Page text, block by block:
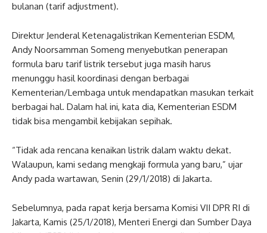
bulanan (tarif adjustment).
Direktur Jenderal Ketenagalistrikan Kementerian ESDM,
Andy Noorsamman Someng menyebutkan penerapan
formula baru tarif listrik tersebut juga masih harus
menunggu hasil koordinasi dengan berbagai
Kementerian/Lembaga untuk mendapatkan masukan terkait
berbagai hal. Dalam hal ini, kata dia, Kementerian ESDM
tidak bisa mengambil kebijakan sepihak.
“Tidak ada rencana kenaikan listrik dalam waktu dekat.
Walaupun, kami sedang mengkaji formula yang baru,” ujar
Andy pada wartawan, Senin (29/1/2018) di Jakarta.
Sebelumnya, pada rapat kerja bersama Komisi VII DPR RI di
Jakarta, Kamis (25/1/2018), Menteri Energi dan Sumber Daya